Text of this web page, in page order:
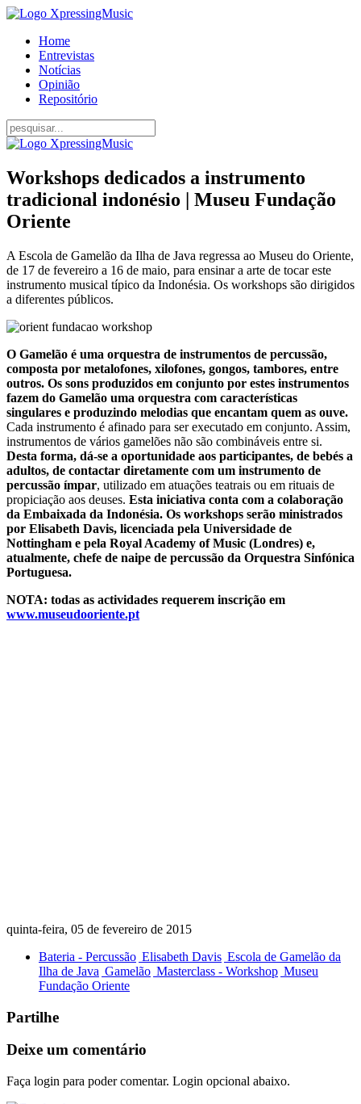
Home
Entrevistas
Notícias
Opinião
Repositório
Workshops dedicados a instrumento
tradicional indonésio | Museu Fundação
Oriente
A Escola de Gamelão da Ilha de Java regressa ao Museu do Oriente,
de 17 de fevereiro a 16 de maio, para ensinar a arte de tocar este
instrumento musical típico da Indonésia. Os workshops são dirigidos
a diferentes públicos.
O Gamelão é uma orquestra de instrumentos de percussão,
composta por metalofones, xilofones, gongos, tambores, entre
outros. Os sons produzidos em conjunto por estes instrumentos
fazem do Gamelão uma orquestra com características
singulares e produzindo melodias que encantam quem as ouve.
Cada instrumento é afinado para ser executado em conjunto. Assim,
instrumentos de vários gamelões não são combináveis entre si.
Desta forma, dá-se a oportunidade aos participantes, de bebés a
adultos, de contactar diretamente com um instrumento de
percussão ímpar, utilizado em atuações teatrais ou em rituais de
propiciação aos deuses. Esta iniciativa conta com a colaboração
da Embaixada da Indonésia. Os workshops serão ministrados
por Elisabeth Davis, licenciada pela Universidade de
Nottingham e pela Royal Academy of Music (Londres) e,
atualmente, chefe de naipe de percussão da Orquestra Sinfónica
Portuguesa.
NOTA: todas as actividades requerem inscrição em
www.museudooriente.pt
quinta-feira, 05 de fevereiro de 2015
Bateria - Percussão Elisabeth Davis Escola de Gamelão da
Ilha de Java Gamelão Masterclass - Workshop Museu
Fundação Oriente
Partilhe
Deixe um comentário
Faça login para poder comentar. Login opcional abaixo.